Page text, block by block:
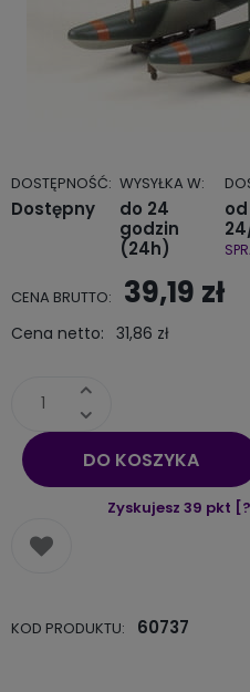
DOSTĘPNOŚĆ:
Dostępny
WYSYŁKA W:
do 24
godzin
(24h)
od
Cena nie zawiera
CENA BRUTTO: 39,19 zł
Cena netto: 31,86 zł
DO KOSZYKA
Zyskujesz 39 pkt [?
KOD PRODUKTU: 60737